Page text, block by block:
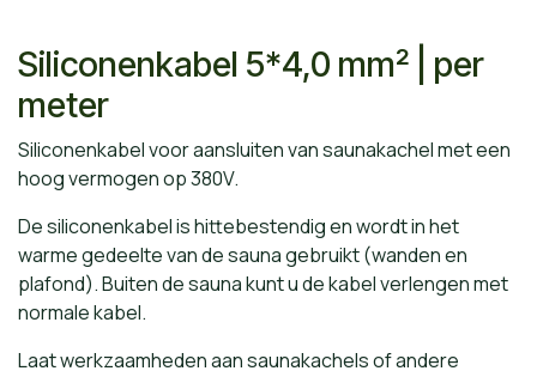
Siliconenkabel 5*4,0 mm² | per
meter
Siliconenkabel voor aansluiten van saunakachel met een
hoog vermogen op 380V.
De siliconenkabel is hittebestendig en wordt in het
warme gedeelte van de sauna gebruikt (wanden en
plafond). Buiten de sauna kunt u de kabel verlengen met
normale kabel.
Laat werkzaamheden aan saunakachels of andere